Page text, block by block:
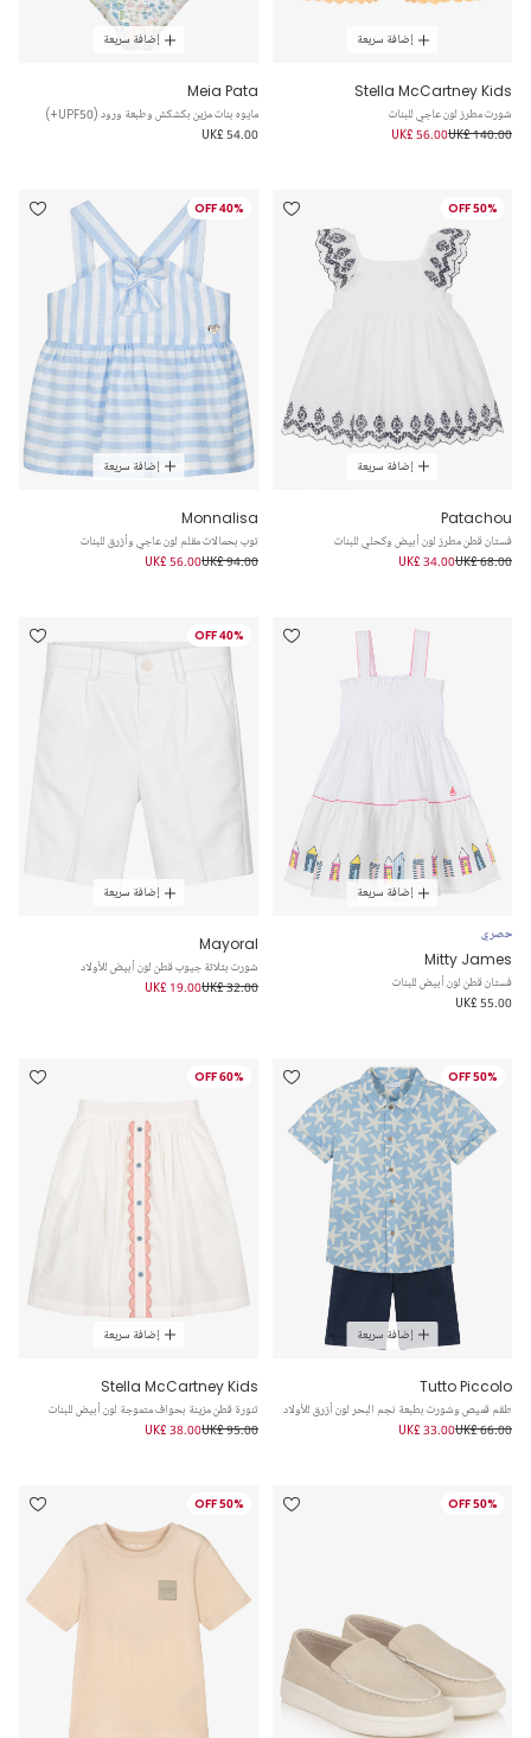
إضافة سريعة
Stella McCartney Kids
شورت مطرز لون عاجي للبنات
UK£ 140.00
UK£ 56.00
إضافة سريعة
Meia Pata
مايوه بنات مزين بكشكش وطبعة ورود (UPF50+)
UK£ 54.00
50% OFF
إضافة سريعة
Patachou
فستان قطن مطرز لون أبيض وكحلي للبنات
UK£ 68.00
UK£ 34.00
40% OFF
إضافة سريعة
Monnalisa
توب بحمالات مقلم لون عاجي وأزرق للبنات
UK£ 94.00
UK£ 56.00
إضافة سريعة
حصري
Mitty James
فستان قطن لون أبيض للبنات
UK£ 55.00
40% OFF
إضافة سريعة
Mayoral
شورت بثلاثة جيوب قطن لون أبيض للأولاد
UK£ 32.00
UK£ 19.00
50% OFF
إضافة سريعة
Tutto Piccolo
طقم قميص وشورت بطبعة نجم البحر لون أزرق للأولاد
UK£ 66.00
UK£ 33.00
60% OFF
إضافة سريعة
Stella McCartney Kids
تنورة قطن مزينة بحواف متموجة لون أبيض للبنات
UK£ 95.00
UK£ 38.00
50% OFF
50% OFF